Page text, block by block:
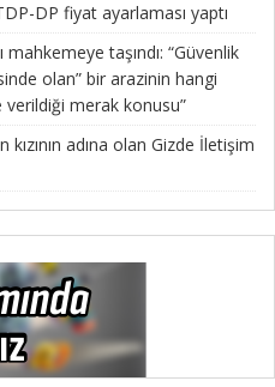
DP fiyat ayarlaması yaptı
taşındı: “Güvenlik
olan” bir arazinin hangi
merak konusu”
adına olan Gizde İletişim